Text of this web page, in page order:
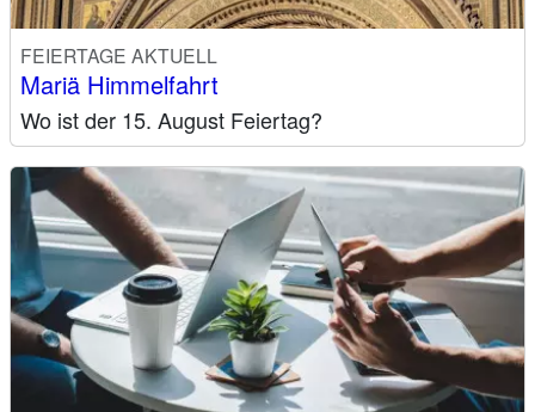
FEIERTAGE AKTUELL
Mariä Himmelfahrt
Wo ist der 15. August Feiertag?